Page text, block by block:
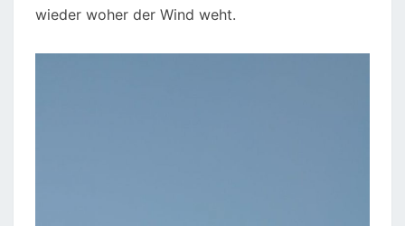
wieder woher der Wind weht.